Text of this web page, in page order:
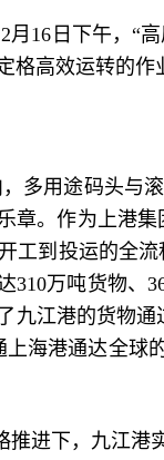
月16日下午，“
高效运转的
多用途码头与
章。作为上港
工到投运的全
310万吨货物
江港的货物
海港通达全球
进下，九江